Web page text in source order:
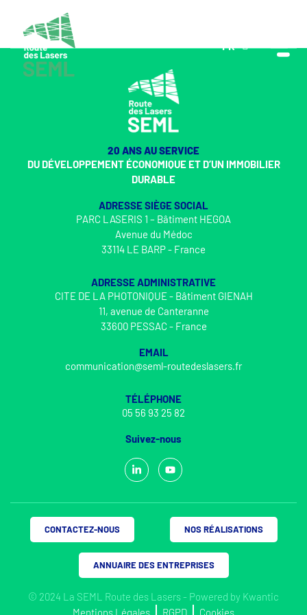
FR
EN
20 ANS AU SERVICE
DU DÉVELOPPEMENT ÉCONOMIQUE ET D’UN IMMOBILIER
DURABLE
ADRESSE SIÈGE SOCIAL
PARC LASERIS 1 – Bâtiment HEGOA
Avenue du Médoc
33114 LE BARP - France
ADRESSE ADMINISTRATIVE
CITE DE LA PHOTONIQUE - Bâtiment GIENAH
11, avenue de Canteranne
33600 PESSAC - France
EMAIL
communication@seml-routedeslasers.fr
TÉLÉPHONE
05 56 93 25 82
Suivez-nous
© 2024 La SEML Route des Lasers - Powered by Kwantic
Mentions Légales
RGPD Cookies
CONTACTEZ-NOUS NOS RÉALISATIONS
ANNUAIRE DES ENTREPRISES